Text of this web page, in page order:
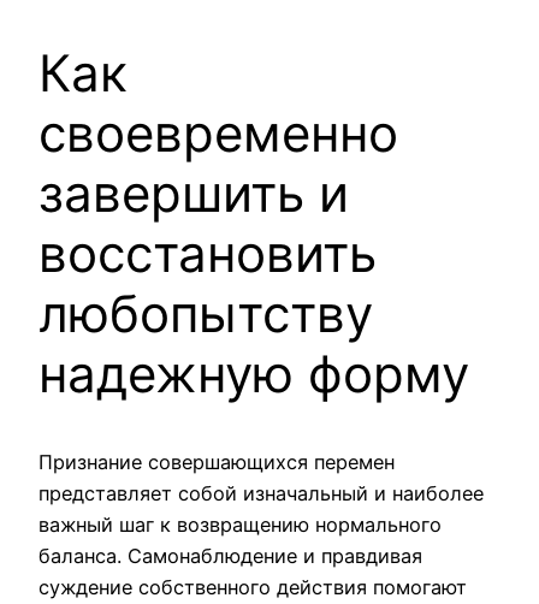
Как
своевременно
завершить и
восстановить
любопытству
надежную форму
Признание совершающихся перемен
представляет собой изначальный и наиболее
важный шаг к возвращению нормального
баланса. Самонаблюдение и правдивая
суждение собственного действия помогают